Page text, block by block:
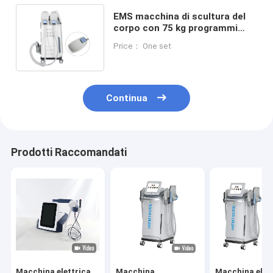
EMS macchina di scultura del
corpo con 75 kg programmi
Price： One set
Continua
Prodotti Raccomandati